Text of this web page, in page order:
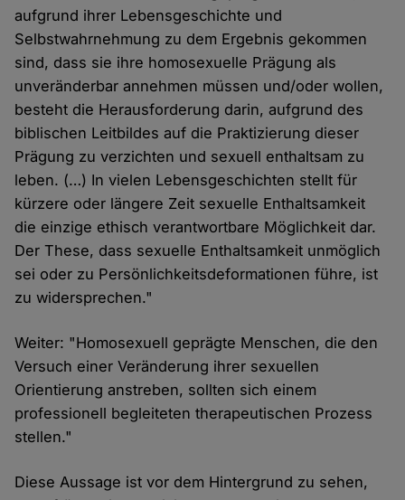
aufgrund ihrer Lebensgeschichte und
Selbstwahrnehmung zu dem Ergebnis gekommen
sind, dass sie ihre homosexuelle Prägung als
unveränderbar annehmen müssen und/oder wollen,
besteht die Herausforderung darin, aufgrund des
biblischen Leitbildes auf die Praktizierung dieser
Prägung zu verzichten und sexuell enthaltsam zu
leben. (…) In vielen Lebensgeschichten stellt für
kürzere oder längere Zeit sexuelle Enthaltsamkeit
die einzige ethisch verantwortbare Möglichkeit dar.
Der These, dass sexuelle Enthaltsamkeit unmöglich
sei oder zu Persönlichkeitsdeformationen führe, ist
zu widersprechen."
Weiter: "Homosexuell geprägte Menschen, die den
Versuch einer Veränderung ihrer sexuellen
Orientierung anstreben, sollten sich einem
professionell begleiteten therapeutischen Prozess
stellen."
Diese Aussage ist vor dem Hintergrund zu sehen,